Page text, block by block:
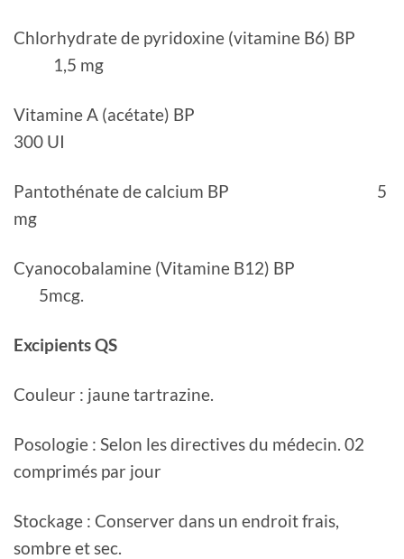
Chlorhydrate de pyridoxine (vitamine B6) BP
1,5 mg
Vitamine A (acétate) BP
300 UI
Pantothénate de calcium BP 5
mg
Cyanocobalamine (Vitamine B12) BP
5mcg.
Excipients QS
Couleur : jaune tartrazine.
Posologie : Selon les directives du médecin. 02
comprimés par jour
Stockage : Conserver dans un endroit frais,
sombre et sec.